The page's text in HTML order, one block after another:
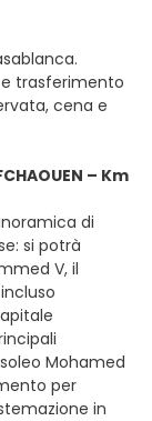
e trasferimento
cena e
– Km
di
si potrà
V, il
Mohamed
per
in